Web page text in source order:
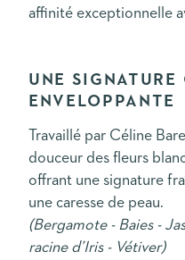
affinité exceptionnelle
UNE
ENVELOPPANTE
Travaillé par Céline
douceur des fleurs
offrant une signature
une caresse de peau.
(Bergamote - Baies -
racine d’Iris - Vétiver)